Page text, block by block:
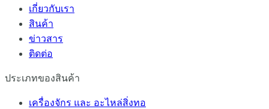
เกี่ยวกับเรา
สินค้า
ข่าวสาร
ติดต่อ
ประเภทของสินค้า
เครื่องจักร และ อะไหล่สิ่งทอ